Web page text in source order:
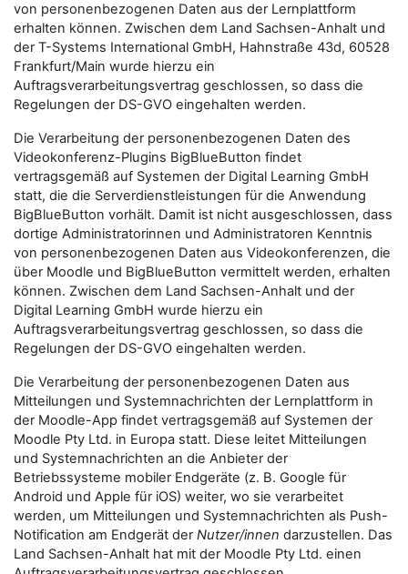
von personenbezogenen Daten aus der Lernplattform
erhalten können. Zwischen dem Land Sachsen-Anhalt und
der T-Systems International GmbH, Hahnstraße 43d, 60528
Frankfurt/Main wurde hierzu ein
Auftragsverarbeitungsvertrag geschlossen, so dass die
Regelungen der DS-GVO eingehalten werden.
Die Verarbeitung der personenbezogenen Daten des
Videokonferenz-Plugins BigBlueButton findet
vertragsgemäß auf Systemen der Digital Learning GmbH
statt, die die Serverdienstleistungen für die Anwendung
BigBlueButton vorhält. Damit ist nicht ausgeschlossen, dass
dortige Administratorinnen und Administratoren Kenntnis
von personenbezogenen Daten aus Videokonferenzen, die
über Moodle und BigBlueButton vermittelt werden, erhalten
können. Zwischen dem Land Sachsen-Anhalt und der
Digital Learning GmbH wurde hierzu ein
Auftragsverarbeitungsvertrag geschlossen, so dass die
Regelungen der DS-GVO eingehalten werden.
Die Verarbeitung der personenbezogenen Daten aus
Mitteilungen und Systemnachrichten der Lernplattform in
der Moodle-App findet vertragsgemäß auf Systemen der
Moodle Pty Ltd. in Europa statt. Diese leitet Mitteilungen
und Systemnachrichten an die Anbieter der
Betriebssysteme mobiler Endgeräte (z. B. Google für
Android und Apple für iOS) weiter, wo sie verarbeitet
werden, um Mitteilungen und Systemnachrichten als Push-
Notification am Endgerät derNutzer/innen darzustellen. Das
Land Sachsen-Anhalt hat mit der Moodle Pty Ltd. einen